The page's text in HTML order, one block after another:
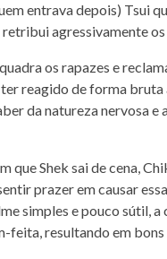
entrava depois) Tsui
retribui agressivamente
os rapazes e
reagido de forma bruta
da natureza nervosa e
que Shek sai de cena,
prazer em causar
simples e pouco sútil,
feita, resultando em